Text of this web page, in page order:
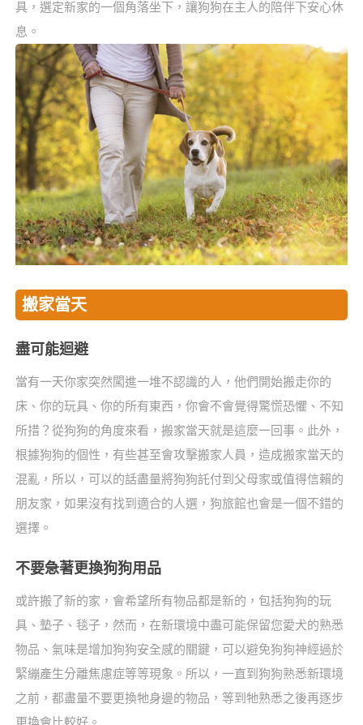
具，選定新家的一個角落坐下，讓狗狗在主人的陪伴下安心休
息。
搬家當天
盡可能迴避
當有一天你家突然闖進一堆不認識的人，他們開始搬走你的
床、你的玩具、你的所有東西，你會不會覺得驚慌恐懼、不知
所措？從狗狗的角度來看，搬家當天就是這麼一回事。此外，
根據狗狗的個性，有些甚至會攻擊搬家人員，造成搬家當天的
混亂，所以，可以的話盡量將狗狗託付到父母家或值得信賴的
朋友家，如果沒有找到適合的人選，狗旅館也會是一個不錯的
選擇。
不要急著更換狗狗用品
或許搬了新的家，會希望所有物品都是新的，包括狗狗的玩
具、墊子、毯子，然而，在新環境中盡可能保留您愛犬的熟悉
物品、氣味是增加狗狗安全感的關鍵，可以避免狗狗神經過於
緊繃產生分離焦慮症等等現象。所以，一直到狗狗熟悉新環境
之前，都盡量不要更換牠身邊的物品，等到牠熟悉之後再逐步